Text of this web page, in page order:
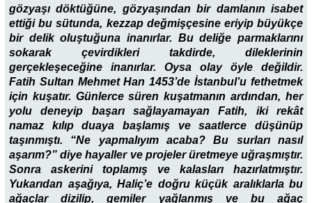
gözyaşı döktüğüne, gözyaşından bir damlanın isabet
ettiği bu sütunda, kezzap değmişçesine eriyip büyükçe
bir delik oluştuğuna inanırlar. Bu deliğe parmaklarını
sokarak çevirdikleri takdirde, dileklerinin
gerçekleşeceğine inanırlar. Oysa olay öyle değildir.
Fatih Sultan Mehmet Han 1453’de İstanbul’u fethetmek
için kuşatır. Günlerce süren kuşatmanın ardından, her
yolu deneyip başarı sağlayamayan Fatih, iki rekât
namaz kılıp duaya başlamış ve saatlerce düşünüp
taşınmıştı. “Ne yapmalıyım acaba? Bu surları nasıl
aşarım?” diye hayaller ve projeler üretmeye uğraşmıştır.
Sonra askerini toplamış ve kalasları hazırlatmıştır.
Yukarıdan aşağıya, Haliç’e doğru küçük aralıklarla bu
ağaçlar dizilip, gemiler yağlanmış ve bu ağaç